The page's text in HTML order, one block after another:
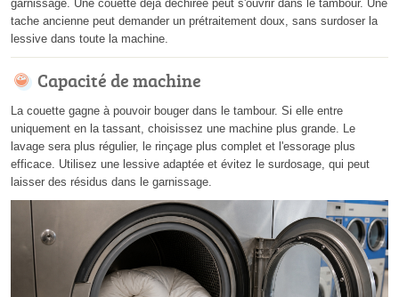
garnissage. Une couette déjà déchirée peut s'ouvrir dans le tambour. Une
tache ancienne peut demander un prétraitement doux, sans surdoser la
lessive dans toute la machine.
Capacité de machine
La couette gagne à pouvoir bouger dans le tambour. Si elle entre
uniquement en la tassant, choisissez une machine plus grande. Le
lavage sera plus régulier, le rinçage plus complet et l'essorage plus
efficace. Utilisez une lessive adaptée et évitez le surdosage, qui peut
laisser des résidus dans le garnissage.